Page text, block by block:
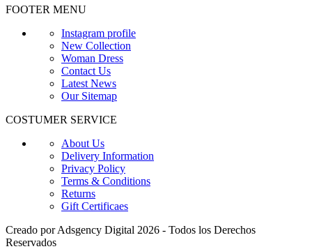
FOOTER MENU
Instagram profile
New Collection
Woman Dress
Contact Us
Latest News
Our Sitemap
COSTUMER SERVICE
About Us
Delivery Information
Privacy Policy
Terms & Conditions
Returns
Gift Certificaes
Creado por Adsgency Digital 2026 - Todos los Derechos
Reservados